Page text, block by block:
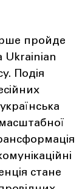
пройде
Ukrainian
Подія
стане